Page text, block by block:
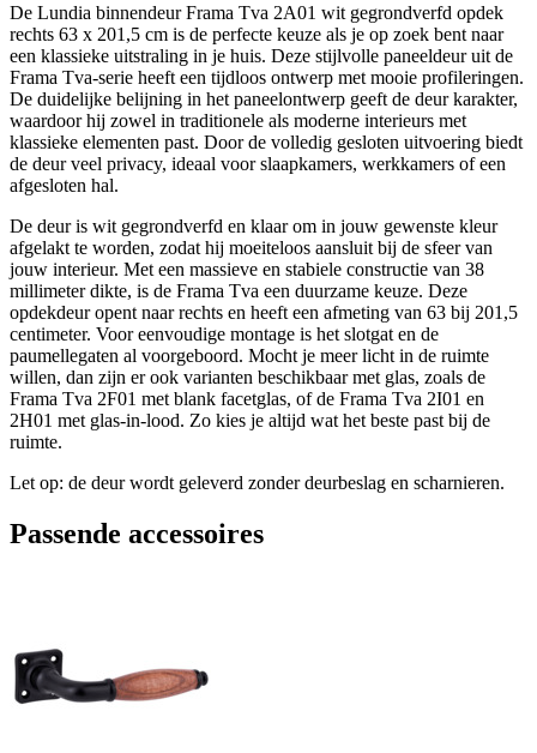
De Lundia binnendeur Frama Tva 2A01 wit gegrondverfd opdek
rechts 63 x 201,5 cm is de perfecte keuze als je op zoek bent naar
een klassieke uitstraling in je huis. Deze stijlvolle paneeldeur uit de
Frama Tva-serie heeft een tijdloos ontwerp met mooie profileringen.
De duidelijke belijning in het paneelontwerp geeft de deur karakter,
waardoor hij zowel in traditionele als moderne interieurs met
klassieke elementen past. Door de volledig gesloten uitvoering biedt
de deur veel privacy, ideaal voor slaapkamers, werkkamers of een
afgesloten hal.
De deur is wit gegrondverfd en klaar om in jouw gewenste kleur
afgelakt te worden, zodat hij moeiteloos aansluit bij de sfeer van
jouw interieur. Met een massieve en stabiele constructie van 38
millimeter dikte, is de Frama Tva een duurzame keuze. Deze
opdekdeur opent naar rechts en heeft een afmeting van 63 bij 201,5
centimeter. Voor eenvoudige montage is het slotgat en de
paumellegaten al voorgeboord. Mocht je meer licht in de ruimte
willen, dan zijn er ook varianten beschikbaar met glas, zoals de
Frama Tva 2F01 met blank facetglas, of de Frama Tva 2I01 en
2H01 met glas-in-lood. Zo kies je altijd wat het beste past bij de
ruimte.
Let op: de deur wordt geleverd zonder deurbeslag en scharnieren.
Passende accessoires